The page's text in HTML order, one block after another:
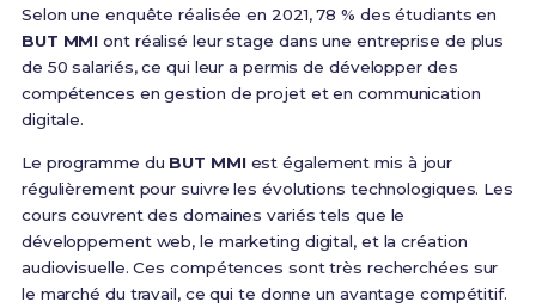
Selon une enquête réalisée en 2021, 78 % des étudiants en
BUT MMI ont réalisé leur stage dans une entreprise de plus
de 50 salariés, ce qui leur a permis de développer des
compétences en gestion de projet et en communication
digitale.
Le programme du BUT MMIest également mis à jour
régulièrement pour suivre les évolutions technologiques. Les
cours couvrent des domaines variés tels que le
développement web, le marketing digital, et la création
audiovisuelle. Ces compétences sont très recherchées sur
le marché du travail, ce qui te donne un avantage compétitif.